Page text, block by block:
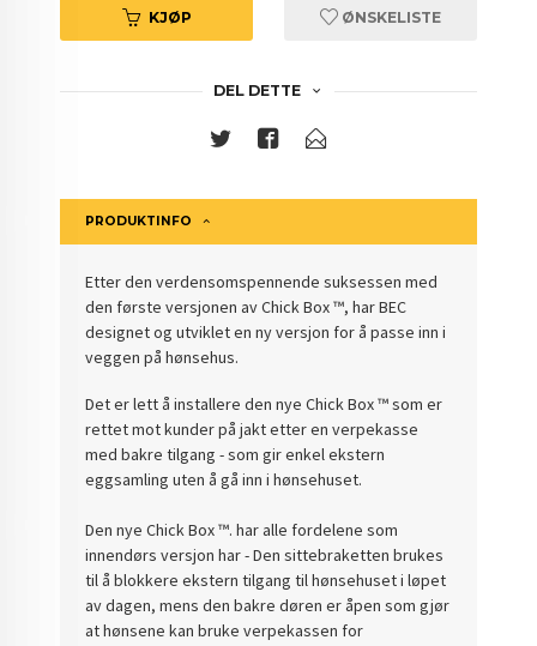
KJØP ØNSKELISTE
DEL DETTE
PRODUKTINFO
Etter den verdensomspennende suksessen med
den første versjonen av Chick Box ™, har BEC
designet og utviklet en ny versjon for å passe inn i
veggen på hønsehus.
Det er lett å installere den nye Chick Box ™ som er
rettet mot kunder på jakt etter en verpekasse
med bakre tilgang - som gir enkel ekstern
eggsamling uten å gå inn i hønsehuset.
Den nye Chick Box ™. har alle fordelene som
innendørs versjon har - Den sittebraketten brukes
til å blokkere ekstern tilgang til hønsehuset i løpet
av dagen, mens den bakre døren er åpen som gjør
at hønsene kan bruke verpekassen for